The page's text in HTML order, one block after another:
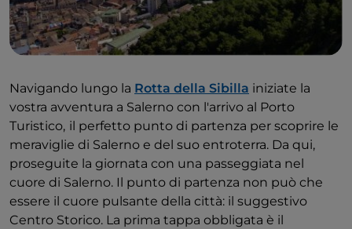
Navigando lungo la Rotta della Sibilla iniziate la
vostra avventura a Salerno con l'arrivo al Porto
Turistico, il perfetto punto di partenza per scoprire le
meraviglie di Salerno e del suo entroterra. Da qui,
proseguite la giornata con una passeggiata nel
cuore di Salerno. Il punto di partenza non può che
essere il cuore pulsante della città: il suggestivo
Centro Storico. La prima tappa obbligata è il